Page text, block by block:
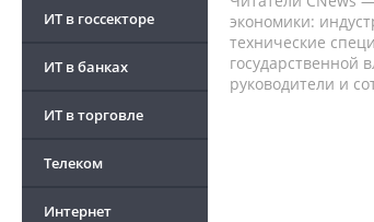
ИТ в госсекторе
ИТ в банках
ИТ в торговле
Телеком
Интернет
экономики:
технические
государственной
руководители и